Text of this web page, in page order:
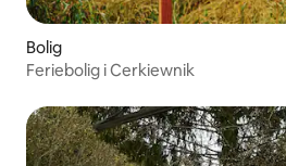
Bolig
Feriebolig i Cerkiewnik